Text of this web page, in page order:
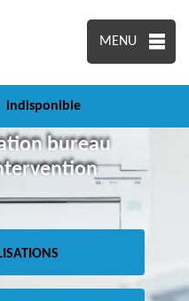
MENU
indisponible
bureau